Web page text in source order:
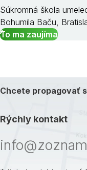
Súkromná škola
Bohumila Baču,
To ma zaujíma
Chcete propagovať
Rýchly kontakt